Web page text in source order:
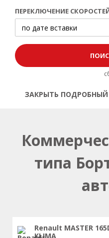
ПЕРЕКЛЮЧЕНИЕ
ЗАКРЫТЬ
типа
Renault MASTER
KLIMA